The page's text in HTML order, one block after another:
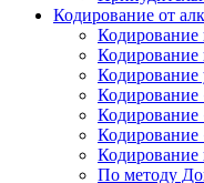
Кодирование от
Кодирование
Кодирование
Кодирование
Кодирование
Кодирование
По методу